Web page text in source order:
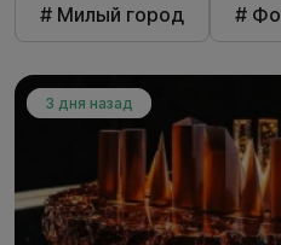
# Милый город
#
3 дня назад